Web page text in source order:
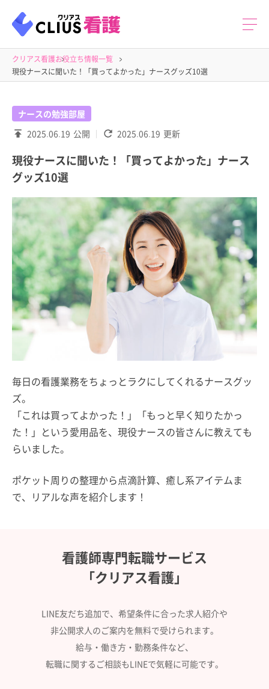
クリアス看護お役立ち情報一覧
現役ナースに聞いた！「買ってよかった」ナースグッズ10選
ナースの勉強部屋
2025.06.19 公開 2025.06.19 更新
現役ナースに聞いた！「買ってよかった」ナース
グッズ10選
毎日の看護業務をちょっとラクにしてくれるナースグッ
ズ。
「これは買ってよかった！」「もっと早く知りたかっ
た！」という愛用品を、現役ナースの皆さんに教えても
らいました。
ポケット周りの整理から点滴計算、癒し系アイテムま
で、リアルな声を紹介します！
看護師専門転職サービス
「クリアス看護」
LINE友だち追加で、希望条件に合った求人紹介や
非公開求人のご案内を無料で受けられます。
給与・働き方・勤務条件など、
転職に関するご相談もLINEで気軽に可能です。